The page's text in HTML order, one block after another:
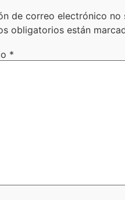
de correo electrónico no
obligatorios están
*